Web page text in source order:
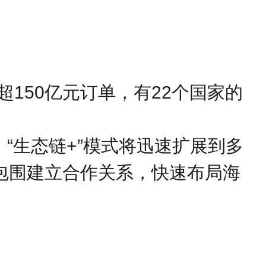
150亿元订单，有22个国家的
生态链+”模式将迅速扩展到多
建立合作关系，快速布局海